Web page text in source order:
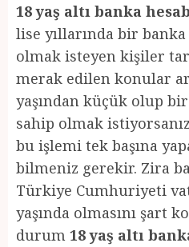
18 yaş altı banka
lise yıllarında bir banka
olmak isteyen kişiler
merak edilen konular
yaşından küçük olup
sahip olmak
bu işlemi tek başına
bilmeniz gerekir. Zira
Türkiye Cumhuriyeti
yaşında olmasını şart
durum 18 yaş altı